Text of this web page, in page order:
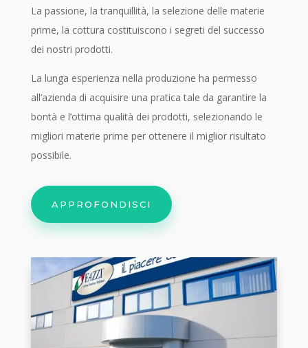
La passione, la tranquillità, la selezione delle materie
prime, la cottura costituiscono i segreti del successo
dei nostri prodotti.
La lunga esperienza nella produzione ha permesso
all’azienda di acquisire una pratica tale da garantire la
bontà e l’ottima qualità dei prodotti, selezionando le
migliori materie prime per ottenere il miglior risultato
possibile.
APPROFONDISCI